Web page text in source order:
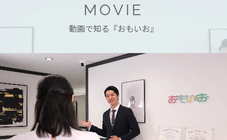
MOVIE
動画で知る『おもいお』